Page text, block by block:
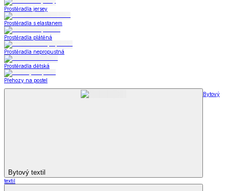
Prostěradla jersey
Prostěradla s elastanem
Prostěradla plátěná
Prostěradla nepropustná
Prostěradla dětská
Přehozy na postel
Bytový textil
Bytový
textil